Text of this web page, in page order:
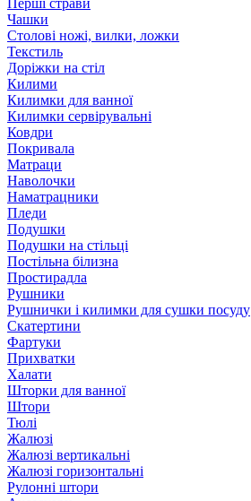
Перші страви
Чашки
Столові ножі, вилки, ложки
Текстиль
Доріжки на стіл
Килими
Килимки для ванної
Килимки сервірувальні
Ковдри
Покривала
Матраци
Наволочки
Наматрацники
Пледи
Подушки
Подушки на стільці
Постільна білизна
Простирадла
Рушники
Рушнички і килимки для сушки посуду
Скатертини
Фартуки
Прихватки
Халати
Шторки для ванної
Штори
Тюлі
Жалюзі
Жалюзі вертикальні
Жалюзі горизонтальні
Рулонні штори